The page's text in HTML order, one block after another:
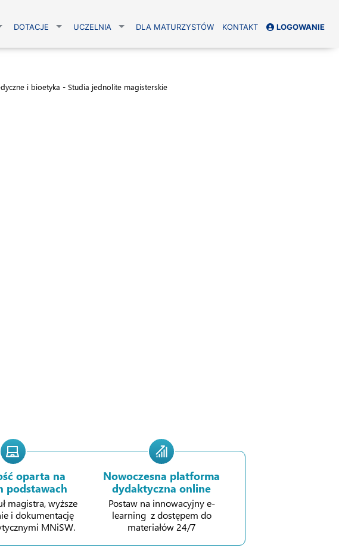
DOTACJE UCZELNIA DLA MATURZYSTÓW KONTAKT LOGOWANIE
oparta na
podstawach
magistra, wyższe
i dokumentację
MNiSW.
Nowoczesna platforma
dydaktyczna online
Postaw na innowacyjny e-
learning z dostępem do
materiałów 24/7